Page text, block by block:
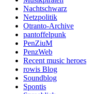
Nachtschwarz
Netzpolitik
Otranto-Archive
pantoffelpunk
PenZiuM
PenzWeb
Recent music heroes
rowis Blog
Soundblog
Spontis